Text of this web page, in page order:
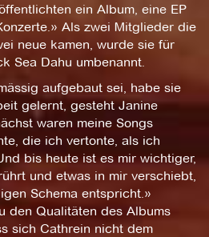
ein Album, eine EP
Als zwei Mitglieder die
neue kamen, wurde sie für
Sea Dahu umbenannt.
aufgebaut sei, habe sie
gelernt, gesteht Janine
waren meine Songs
die ich vertonte, als ich
bis heute ist es mir wichtiger,
und etwas in mir verschiebt,
Schema entspricht.»
den Qualitäten des Albums
sich Cathrein nicht dem